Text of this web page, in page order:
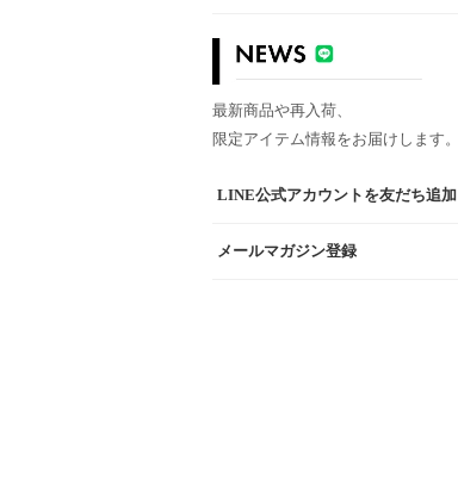
最新商品や再入荷、
限定アイテム情報をお届けします。
LINE公式アカウントを友だち追加
メールマガジン登録